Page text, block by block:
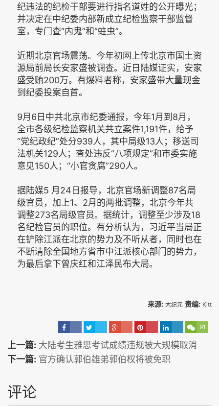
纪违法的纪检干部要进行指名道姓的公开曝光；
并决定在中纪委内部新成立纪检监察干部监督
室，专门查“内鬼”和“蛀虫”。
近期北京官场震荡。今年初网上传北京市国土资
源局前局长安家盛被调查。近日陆媒证实，安家
盛受贿200万。有爆料者称，安家盛带大量现金
到纪委投案自首。
9月6日中共北京市纪委通报，今年1月到8月，
全市各级纪检监察机关共立案件1,191件，给予
“党纪政纪”处分939人，其中局级13人；移送司
法机关129人；查处违反“八项规定”和市委实施
意见150人；“小官贪腐”290人。
据陆媒5 月24日报导，北京官场新调整87名局
级官员，加上1、2月的两批调整，北京今年共
调整273名局级官员。据统计，调整至少涉及18
名纪检官员的职位。有分析认为，习近平当局正
在铲除江派在北京的势力及不听从者，同时也在
不断清除全国地方省市中江派核心部门的势力，
为最后拿下曾庆红和江泽民布大局。
来源: 大纪元 责编: Kitt
91
上一篇: 大陆考生雅思考试成绩违规被大规模取消
下一篇: 官方确认郭伯雄弟郭伯权将被免职
评论